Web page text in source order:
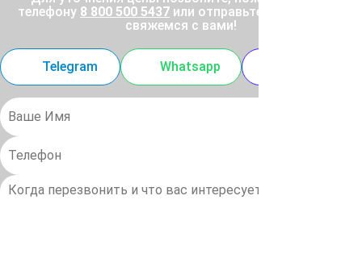
телефону 8 800 500 5437 или отправьте заявку, и мы
свяжемся с вами!
Telegram Whatsapp